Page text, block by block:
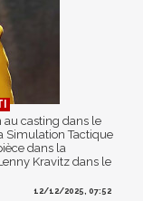
au casting dans le
Simulation Tactique
dans la
Kravitz dans le
12/12/2025, 07:52